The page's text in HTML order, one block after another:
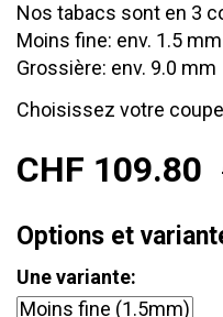
Nos tabacs sont en 3
Moins fine: env. 1.5
Grossière: env. 9.0 mm
Choisissez votre
CHF 109.80
Options et
Une variante: